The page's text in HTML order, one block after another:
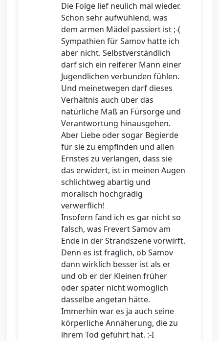
Die Folge lief neulich mal wieder.
Schon sehr aufwühlend, was
dem armen Mädel passiert ist ;-(
Sympathien für Samov hatte ich
aber nicht. Selbstverständlich
darf sich ein reiferer Mann einer
Jugendlichen verbunden fühlen.
Und meinetwegen darf dieses
Verhältnis auch über das
natürliche Maß an Fürsorge und
Verantwortung hinausgehen.
Aber Liebe oder sogar Begierde
für sie zu empfinden und allen
Ernstes zu verlangen, dass sie
das erwidert, ist in meinen Augen
schlichtweg abartig und
moralisch hochgradig
verwerflich!
Insofern fand ich es gar nicht so
falsch, was Frevert Samov am
Ende in der Strandszene vorwirft.
Denn es ist fraglich, ob Samov
dann wirklich besser ist als er
und ob er der Kleinen früher
oder später nicht womöglich
dasselbe angetan hätte.
Immerhin war es ja auch seine
körperliche Annäherung, die zu
ihrem Tod geführt hat. :-I